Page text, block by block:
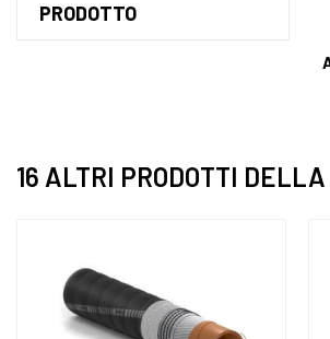
PRODOTTO
16 ALTRI PRODOTTI